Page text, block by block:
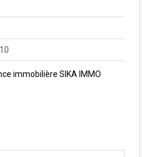
immobilière SIKA IMMO